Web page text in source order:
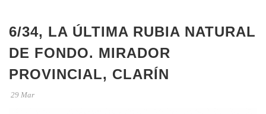
6/34, LA ÚLTIMA RUBIA NATURAL
DE FONDO. MIRADOR
PROVINCIAL, CLARÍN
29 Mar